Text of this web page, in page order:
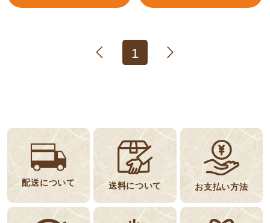
1
配送について 送料について お支払い方法